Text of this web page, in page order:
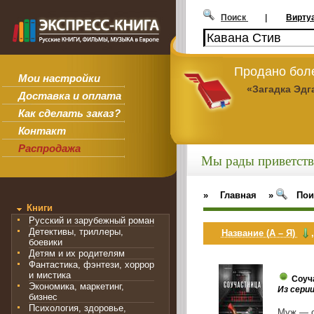
Мои настройки
Доставка и оплата
Как сделать заказ?
Контакт
Распродажа
Поиск |
Продано
«Загадка
Книги
Русский и зарубежный роман
Детективы, триллеры,
боевики
Детям и их родителям
Фантастика, фэнтези, хоррор
и мистика
Экономика, маркетинг,
бизнес
Психология, здоровье,
Мы рады
» Главная »
Название (А – Я)
Из